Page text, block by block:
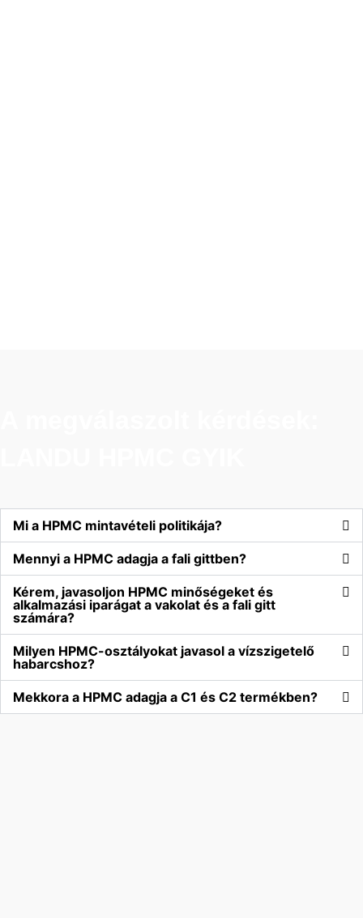
Mi a HPMC mintavételi politikája?
Mennyi a HPMC adagja a fali gittben?
Kérem, javasoljon HPMC minőségeket és
alkalmazási iparágat a vakolat és a fali gitt
számára?
Milyen HPMC-osztályokat javasol a vízszigetelő
habarcshoz?
Mekkora a HPMC adagja a C1 és C2 termékben?